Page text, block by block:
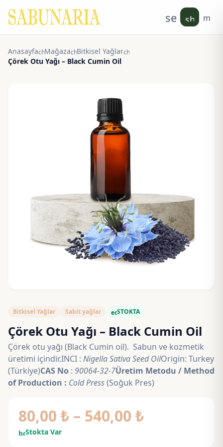
search
Anasayfachevron_right
Mağazachevron_right
Bitkisel Yağlarchevron_right
Çörek Otu Yağı – Black Cumin Oil
Bitkisel Yağlar Sabit yağlar ecoSTOKTA
Çörek Otu Yağı – Black Cumin Oil
Çörek otu yağı (Black Cumin oil). Sabun ve kozmetik
üretimi içindir.INCI : Nigella Sativa Seed OilOrigin: Turkey
(Türkiye)CAS No : 90064-32-7Üretim Metodu / Method
of Production : Cold Press(Soğuk Pres)
80,00 ₺ – 540,00 ₺Fiyat
boltStokta Var